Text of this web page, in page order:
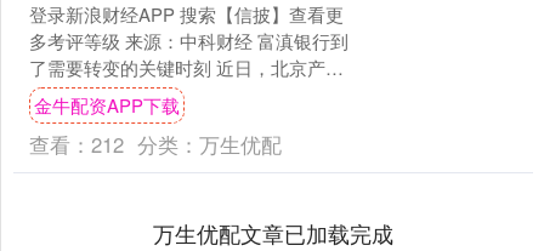
登录新浪财经APP 搜索【信披】查看更
多考评等级 来源：中科财经 富滇银行到
了需要转变的关键时刻 近日，北京产权
交易所官网披露，富滇银行股权有限公
司（以下简称“....
金牛配资APP下载
查看： 212 分类： 万生优配
万生优配文章已加载完成